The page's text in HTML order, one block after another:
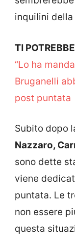
inquilini della
TI
“Lo ha
Bruganelli
post puntata
Subito dopo
Nazzaro,
sono dette
viene
puntata. Le
non essere
questa